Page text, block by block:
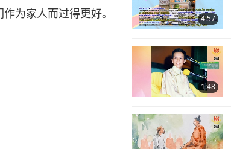
为家人而过得更好。
4:57
1:48